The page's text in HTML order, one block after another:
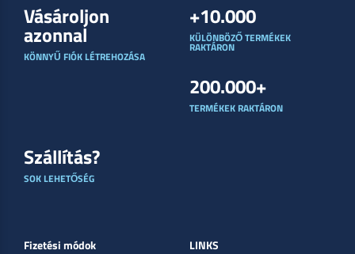
Vásároljon
azonnal
KÖNNYŰ FIÓK LÉTREHOZÁSA
+10.000
KÜLÖNBÖZŐ TERMÉKEK
RAKTÁRON
200.000+
TERMÉKEK RAKTÁRON
Szállítás?
SOK LEHETŐSÉG
Fizetési módok LINKS